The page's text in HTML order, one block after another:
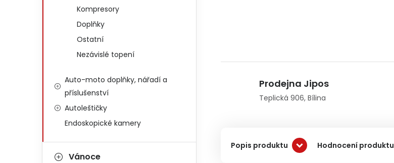
Kompresory
Doplňky
Ostatní
Nezávislé topení
Auto-moto doplňky, nářadí a
příslušenství
Autoleštičky
Endoskopické kamery
Vánoce
Prodejna Jipos
Teplická 906, Bílina
Popis produktu Hodnocení produktu